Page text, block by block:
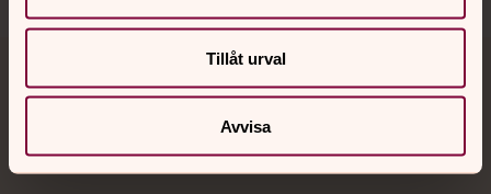
Tillåt urval
Avvisa
Jourhavande präst
Akut samtals- och krisstöd. Prata eller chatta anonymt
med en präst på kvällar och nätter.